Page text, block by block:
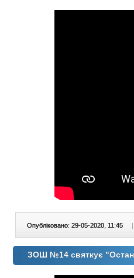
Опубліковано: 29-05-2020, 11:45 |
ЗОШ №14 святкує